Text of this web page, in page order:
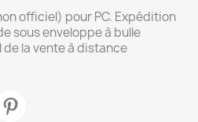
officiel) pour PC. Expédition
sous enveloppe à bulle
la vente à distance